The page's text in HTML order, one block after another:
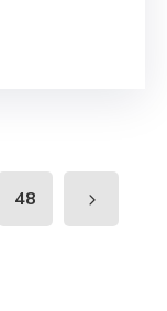
48